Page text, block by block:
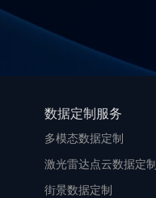
数据定制服务
多模态数据定制
激光雷达点云数据定制
街景数据定制